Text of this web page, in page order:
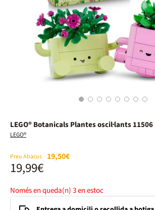
1 2 3 4 5 6 7 8
LEGO® Botanicals Plantes oscil·lants 11506
LEGO®
Preu Abacus 19,50€
19,99€
Només en queda(n)3en estoc